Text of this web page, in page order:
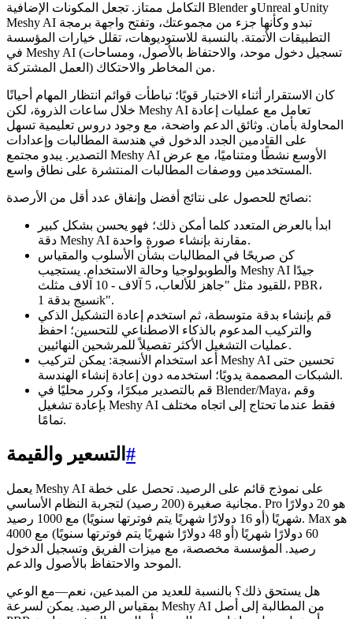
التكامل ممتاز. تجعل المكونات الإضافية Blender وUnreal وUnity
Meshy AI تبدو وكأنها جزء من مجموعتك، وتفتح واجهة برمجة
التطبيقات الأتمتة. بالنسبة للاستوديوهات، تقلل خيارات المؤسسة
في Meshy AI (تسجيل دخول موحد، والاحتفاظ بالأصول، ومساحات
العمل المشتركة) من المخاطر والاحتكاك.
كان الاستقرار أثناء الاختبار قويًا؛ تباطأت قوائم انتظار المهام أحيانًا
خلال ساعات الذروة، لكن Meshy AI تعامل مع عمليات إعادة
المحاولة بأمان. وثائق الدعم واضحة، مع وجود دروس تعليمية تسهل
على القادمين الجدد الدخول في هندسة المطالبات وإعدادات
التصدير. يبدو مجتمع Meshy AI الأوسع نشطًا ومتناميًا، مع عرض
المستخدمين ووصفات المطالبات المنتشرة على نطاق واسع.
نصائح للحصول على نتائج أفضل وإنفاق عدد أقل من الأرصدة:
ابدأ بالعرض المتعدد كلما أمكن ذلك؛ فهو يحسن بشكل كبير
دقة Meshy AI مقارنة بإنشاء صورة واحدة.
كن صريحًا في المطالبات بشأن الأسلوب والمقياس
والطوبولوجيا وحالة الاستخدام. يستجيب Meshy AI جيدًا
للقيود مثل "جاهز للألعاب، 5 آلاف - 10 آلاف مثلث، PBR،
نسيج بدقة 1k".
قم بإنشاء بدقة متوسطة، ثم استخدم إعادة التشكيل الذكي
والتركيب المدعوم بالذكاء الاصطناعي للتحسين؛ احفظ
عمليات التشغيل الأكثر تفصيلاً للمرشحين النهائيين.
أعد استخدام الأنسجة: يمكن لتركيب Meshy AI تحسين حتى
الشبكات المصممة يدويًا؛ استخدمه دون إعادة إنشاء الهندسة.
قم بالتصدير مبكرًا، وكرر محليًا في Blender/Maya، وقم
بإعادة تشغيل Meshy AI فقط عندما تحتاج إلى اتجاه مختلف
تمامًا.
التسعير والقيمة #
يعمل Meshy AI على نموذج قائم على الرصيد. تحصل على خطة
مجانية صغيرة (200 رصيد) لتجربة النظام الأساسي. Pro هو 20 دولارًا
شهريًا (أو 16 دولارًا شهريًا يتم فوترتها سنويًا) مع 1000 رصيد. Max هو
60 دولارًا شهريًا (أو 48 دولارًا شهريًا يتم فوترتها سنويًا) مع 4000
رصيد. المؤسسة مخصصة، مع ميزات الفريق وتسجيل الدخول
الموحد والاحتفاظ بالأصول والدعم.
هل يستحق ذلك؟ بالنسبة للعديد من المبدعين، نعم—مع الوعي
بمقياس الرصيد. يمكن لسرعة Meshy AI من المطالبة إلى أصل